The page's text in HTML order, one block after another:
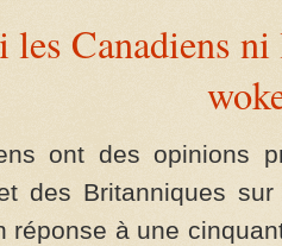
les Canadiens
ont des opinions
des Britanniques
réponse à une